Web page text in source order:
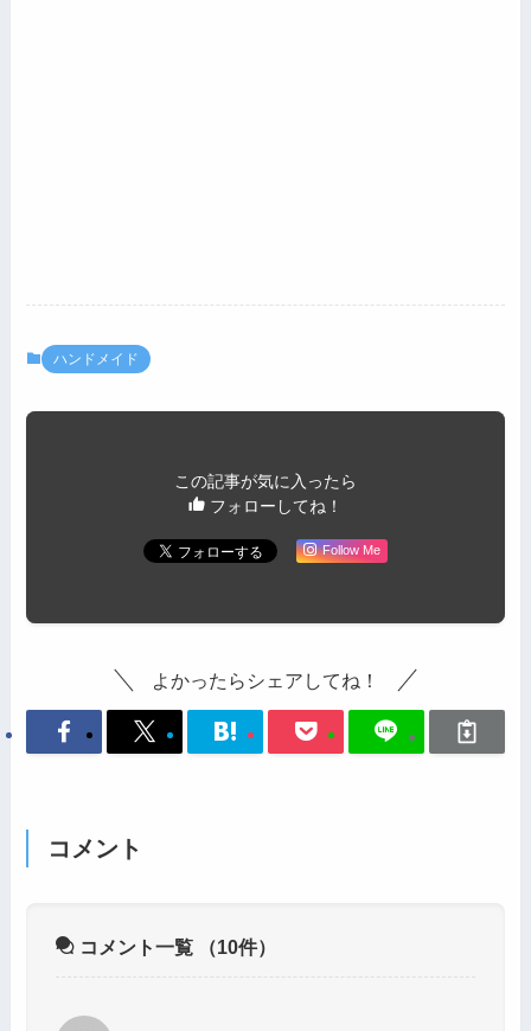
ハンドメイド
この記事が気に入ったら
フォローしてね！
Follow Me
よかったらシェアしてね！
コメント
コメント一覧 （10件）